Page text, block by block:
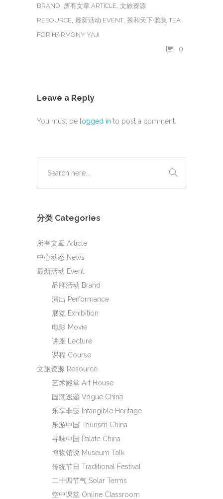
BRAND 所有文章 ARTICLE 文旅资源
RESOURCE 最新活动 EVENT 茶和天下·雅集 TEA
FOR HARMONY YAJI
0
Leave a Reply
You must be logged in to post a comment.
分类 Categories
所有文章 Article
中心动态 News
最新活动 Event
品牌活动 Brand
演出 Performance
展览 Exhibition
电影 Movie
讲座 Lecture
课程 Course
文旅资源 Resource
艺术殿堂 Art House
国潮速递 Vogue China
乐享非遗 Intangible Heritage
乐游中国 Tourism China
寻味中国 Palate China
博物馆说 Museum Talk
传统节日 Traditional Festival
二十四节气 Solar Terms
空中课堂 Online Classroom